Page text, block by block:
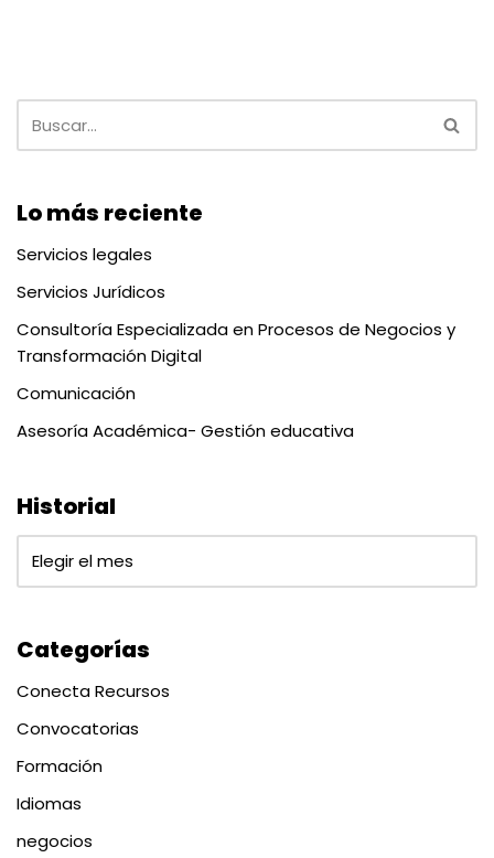
Lo más reciente
Servicios legales
Servicios Jurídicos
Consultoría Especializada en Procesos de Negocios y
Transformación Digital
Comunicación
Asesoría Académica- Gestión educativa
Historial
Categorías
Conecta Recursos
Convocatorias
Formación
Idiomas
negocios